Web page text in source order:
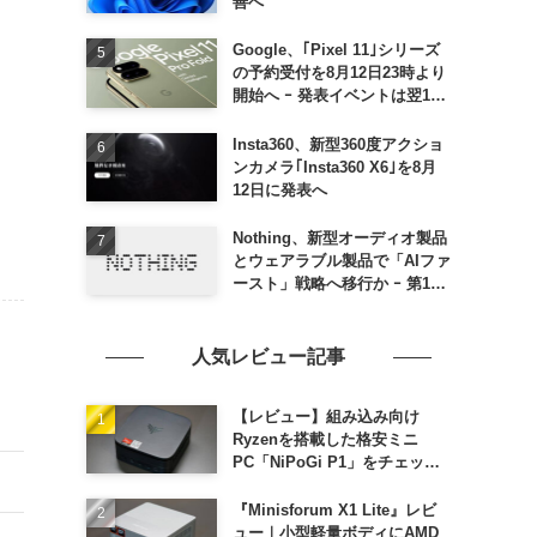
Google、｢Pixel 11｣シリーズ
の予約受付を8月12日23時より
開始へ ｰ 発表イベントは翌13
Insta360、新型360度アクショ
ンカメラ｢Insta360 X6｣を8月
12日に発表へ
Nothing、新型オーディオ製品
とウェアラブル製品で「AIファ
ースト」戦略へ移行か ｰ 第1弾
人気レビュー記事
【レビュー】組み込み向け
Ryzenを搭載した格安ミニ
PC「NiPoGi P1」をチェック
高性能
『Minisforum X1 Lite』レビ
ュー｜小型軽量ボディにAMD